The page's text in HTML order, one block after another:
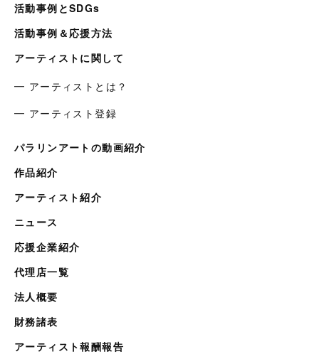
活動事例とSDGs
活動事例＆応援方法
アーティストに関して
━ アーティストとは？
━ アーティスト登録
パラリンアートの動画紹介
作品紹介
アーティスト紹介
ニュース
応援企業紹介
代理店一覧
法人概要
財務諸表
アーティスト報酬報告